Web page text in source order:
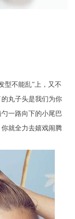
型不能乱”上，又不
丸子头是我们为你
一路向下的小尾巴
就全力去嬉戏闹腾